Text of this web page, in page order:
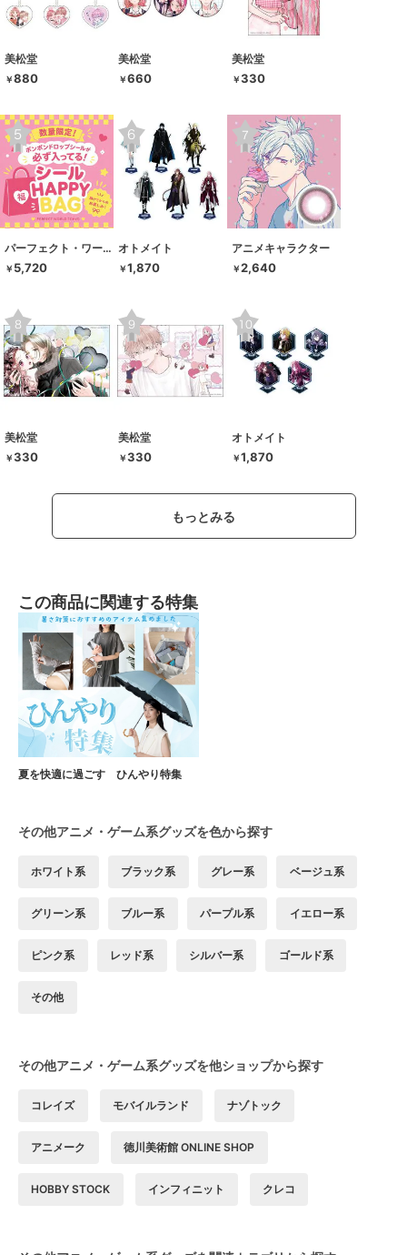
美松堂
￥880
美松堂
￥660
美松堂
￥330
パーフェクト・ワールド・トーキョー
￥ 5,720
オトメイト
￥1,870
アニメキャラクター
￥2,640
美松堂
￥330
美松堂
￥330
オトメイト
￥1,870
もっとみる
この商品に関連する特集
夏を快適に過ごす ひんやり特集
その他アニメ・ゲーム系グッズを色から探す
ホワイト系 ブラック系 グレー系 ベージュ系
グリーン系 ブルー系 パープル系 イエロー系
ピンク系 レッド系 シルバー系 ゴールド系
その他
その他アニメ・ゲーム系グッズを他ショップから探す
コレイズ モバイルランド ナゾトック
アニメーク 徳川美術館 ONLINE SHOP
HOBBY STOCK インフィニット クレコ